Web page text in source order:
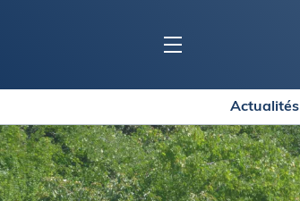
BLOC MARINE
Ports
Carnets de voyage
Actualités